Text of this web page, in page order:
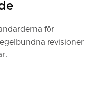
för
revisioner